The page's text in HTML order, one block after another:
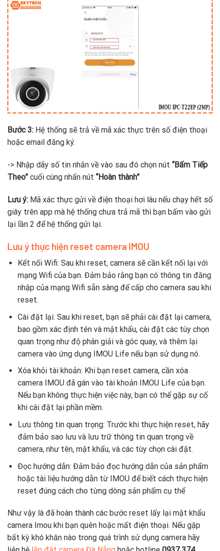
Bước 3: Hệ thống sẽ trả về mã xác thực trên số điện thoại
hoặc email đăng ký.
-> Nhập dãy số tin nhắn về vào sau đó chọn nút “Bấm Tiếp
Theo” cuối cùng nhấn nút “Hoàn thành”
Lưu ý: Mã xác thực gửi về điện thoại hơi lâu nếu chạy hết số
giây trên app mà hệ thống chưa trả mã thì bạn bấm vào gửi
lại lần 2 để hệ thống gửi lại.
Lưu ý thực hiện reset camera IMOU
Kết nối Wifi: Sau khi reset, camera sẽ cần kết nối lại với
mạng Wifi của bạn. Đảm bảo rằng bạn có thông tin đăng
nhập của mạng Wifi sẵn sàng để cấp cho camera sau khi
reset.
Cài đặt lại: Sau khi reset, bạn sẽ phải cài đặt lại camera,
bao gồm xác định tên và mật khẩu, cài đặt các tùy chọn
quan trọng như độ phân giải và góc quay, và thêm lại
camera vào ứng dụng IMOU Life nếu bạn sử dụng nó.
Xóa khỏi tài khoản: Khi bạn reset camera, cần xóa
camera IMOU đã gán vào tài khoản IMOU Life của bạn.
Nếu bạn không thực hiện việc này, bạn có thể gặp sự cố
khi cài đặt lại phần mềm.
Lưu thông tin quan trọng: Trước khi thực hiện reset, hãy
đảm bảo sao lưu và lưu trữ thông tin quan trọng về
camera, như tên, mật khẩu, và các tùy chọn cài đặt.
Đọc hướng dẫn: Đảm bảo đọc hướng dẫn của sản phẩm
hoặc tài liệu hướng dẫn từ IMOU để biết cách thực hiện
reset đúng cách cho từng dòng sản phẩm cụ thể
Như vậy là đã hoàn thành các bước reset lấy lại mật khẩu
camera Imou khi bạn quên hoặc mất điện thoại. Nếu gặp
bất kỳ khó khăn nào trong quá trình sử dụng camera hãy